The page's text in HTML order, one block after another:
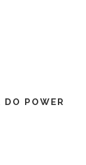
POWER